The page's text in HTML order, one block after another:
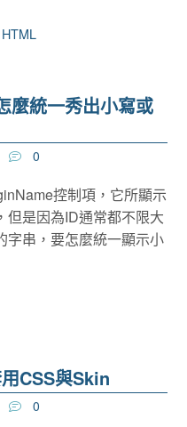
HTML
麼統一秀出小寫或
0
控制項，它所顯示
但是因為ID通常都不限大
字串，要怎麼統一顯示小
CSS與Skin
0